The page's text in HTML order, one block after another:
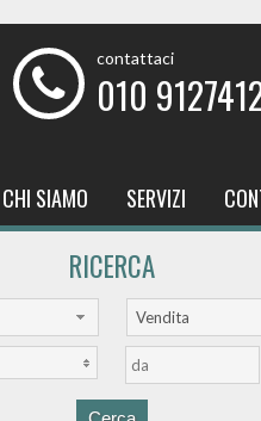
contattaci
010
CHI SIAMO SERVIZI
RICERCA
Vendita